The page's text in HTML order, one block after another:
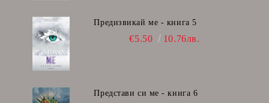
Предизвикай ме - книга 5
€5.50 10.76лв.
Представи си ме - книга 6